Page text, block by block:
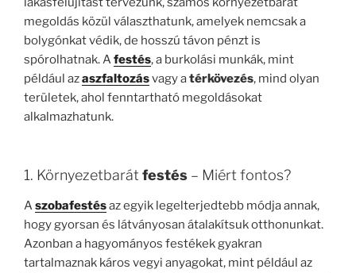
megoldás közül választhatunk, amelyek nemcsak a
bolygónkat védik, de hosszú távon pénzt is
spórolhatnak. Afestés, a burkolási munkák, mint
például azaszfaltozásvagy atérkövezés, mind olyan
területek, ahol fenntartható megoldásokat
alkalmazhatunk.
1. Környezetbarát festés – Miért fontos?
Aszobafestésaz egyik legelterjedtebb módja annak,
hogy gyorsan és látványosan átalakítsuk otthonunkat.
Azonban a hagyományos festékek gyakran
tartalmaznak káros vegyi anyagokat, mint például az